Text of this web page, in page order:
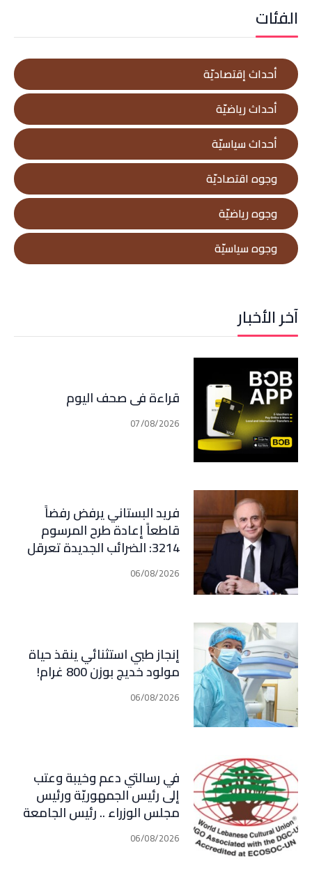
الفئات
أحداث إقتصاديّة
أحداث رياضيّة
أحداث سياسيّة
وجوه اقتصاديّة
وجوه رياضيّة
وجوه سياسيّة
آخر الأخبار
قراءة في صحف اليوم
07/08/2026
فريد البستاني يرفض رفضاً
قاطعاً إعادة طرح المرسوم
3214: الضرائب الجديدة تعرقل
التعافي الاقتصادي وتناقض
مبدأ الشراكة
06/08/2026
إنجاز طبي استثنائي ينقذ حياة
مولود خديج بوزن 800 غرام!
06/08/2026
في رسالتي دعم وخيبة وعتب
إلى رئيس الجمهوريّة ورئيس
مجلس الوزراء .. رئيس الجامعة
اللبنانية الثقافيّة في العالم
(WLCU) يؤكد دعم الدّولة06/08/2026